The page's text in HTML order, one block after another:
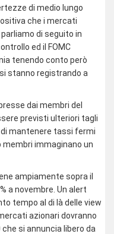
di medio lungo
che i mercati
di seguito in
ed il FOMC
tenendo conto però
stanno registrando a
dai membri del
previsti ulteriori tagli
mantenere tassi fermi
immaginano un
ampiamente sopra il
a novembre. Un alert
tempo al di là delle view
azionari dovranno
si annuncia libero da